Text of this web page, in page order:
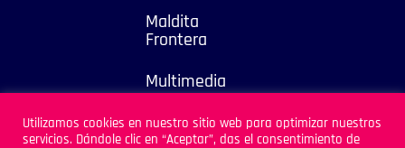
Maldita
Frontera
Multimedia
2025
Utilizamos cookies en nuestro sitio web para optimizar nuestros
servicios. Dándole clic en “Aceptar”, das el consentimiento de